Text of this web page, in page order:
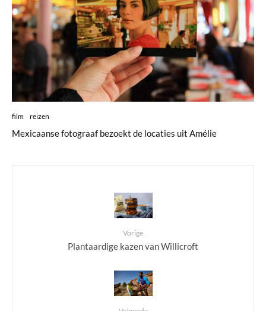
film reizen
Mexicaanse fotograaf bezoekt de locaties uit Amélie
Vorige
Plantaardige kazen van Willicroft